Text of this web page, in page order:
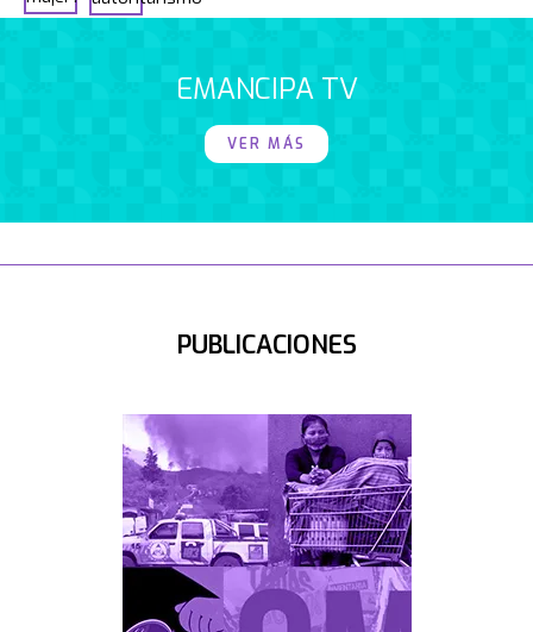
EMANCIPA TV
VER MÁS
PUBLICACIONES